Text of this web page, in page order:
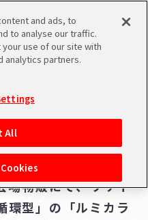
スケジュール 検索
ルへの登録について
シリアルコード・
あいことば
Pレポ
・15(日)開催！デレ
場物販にて、リサイ
環型」の「ルミカラ
and ads, to
to analyse our traffic.
use of our site with
analytics partners.
All